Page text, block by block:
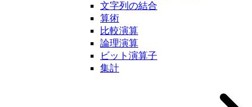
文字列の結合
算術
比較演算
論理演算
ビット演算子
集計